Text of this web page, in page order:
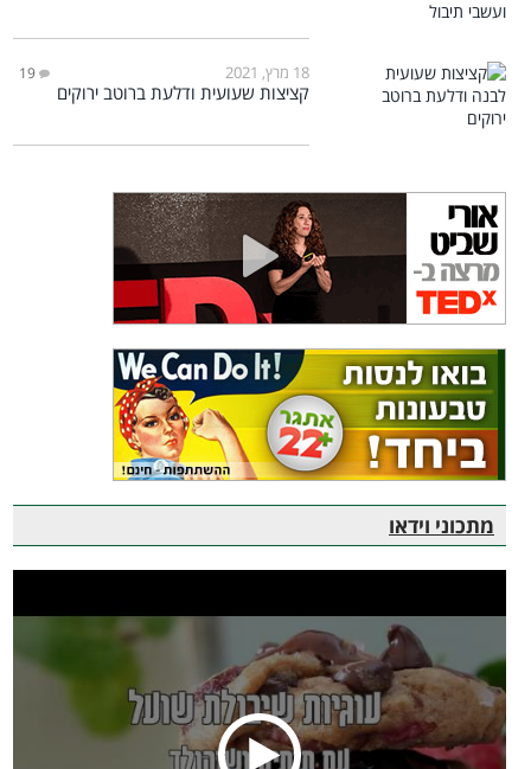
18 מרץ, 2021 19
קציצות שעועית ודלעת ברוטב ירוקים
מתכוני וידאו